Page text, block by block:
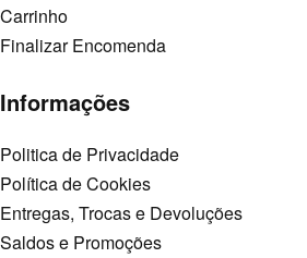
Carrinho
Finalizar Encomenda
Informações
Politica de Privacidade
Política de Cookies
Entregas, Trocas e Devoluções
Saldos e Promoções